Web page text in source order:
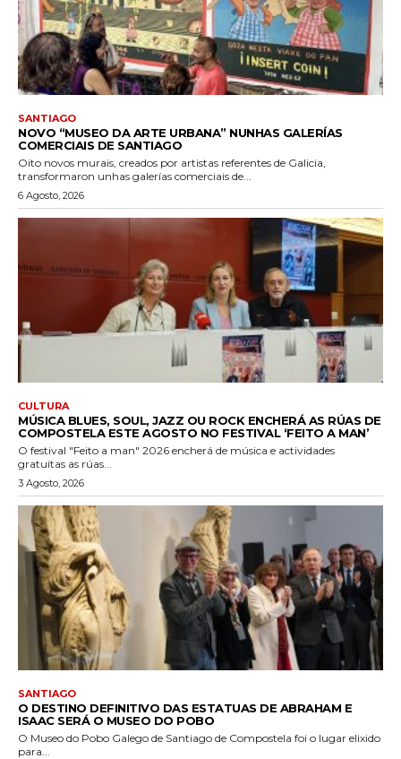
SANTIAGO
NOVO “MUSEO DA ARTE URBANA” NUNHAS GALERÍAS
COMERCIAIS DE SANTIAGO
Oito novos murais, creados por artistas referentes de Galicia,
transformaron unhas galerías comerciais de...
6 Agosto, 2026
CULTURA
MÚSICA BLUES, SOUL, JAZZ OU ROCK ENCHERÁ AS RÚAS DE
COMPOSTELA ESTE AGOSTO NO FESTIVAL ‘FEITO A MAN’
O festival "Feito a man" 2026 encherá de música e actividades
gratuítas as rúas...
3 Agosto, 2026
SANTIAGO
O DESTINO DEFINITIVO DAS ESTATUAS DE ABRAHAM E
ISAAC SERÁ O MUSEO DO POBO
O Museo do Pobo Galego de Santiago de Compostela foi o lugar elixido
para...